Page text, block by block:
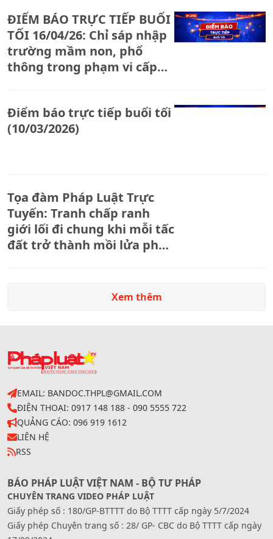
ĐIỂM BÁO TRỰC TIẾP BUỔI
TỐI 16/04/26: Chỉ sáp nhập
trường mầm non, phổ
thông trong phạm vi cấp
Điểm báo trực tiếp buổi tối
(10/03/2026)
Tọa đàm Pháp Luật Trực
Tuyến: Tranh chấp ranh
giới lối đi chung khi mỗi tấc
đất trở thành mồi lửa pháp
Xem thêm
EMAIL: BANDOC.THPL@GMAIL.COM
ĐIỆN THOẠI: 0917 148 188 - 090 5555 722
QUẢNG CÁO: 096 919 1612
LIÊN HỆ
RSS
BÁO PHÁP LUẬT VIỆT NAM - BỘ TƯ PHÁP
CHUYÊN TRANG VIDEO PHÁP LUẬT
Giấy phép số : 180/GP-BTTTT do Bộ TTTT cấp ngày 5/7/2024
Giấy phép Chuyên trang số : 28/ GP- CBC do Bộ TTTT cấp ngày